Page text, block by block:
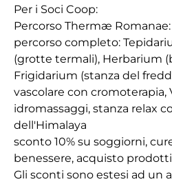
Per i Soci Coop:
Percorso Thermæ Romanae:
percorso completo:
(grotte termali), Herbarium
Frigidarium (stanza del
vascolare con cromoterapia,
idromassaggi, stanza relax
dell'Himalaya
sconto 10% su soggiorni,
benessere, acquisto
Gli sconti sono estesi ad un